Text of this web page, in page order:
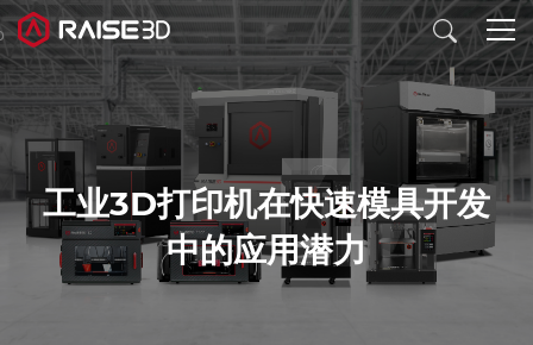
3D打印机
软件
材料
工业3D打印机在快速模具开发
中的应用潜力